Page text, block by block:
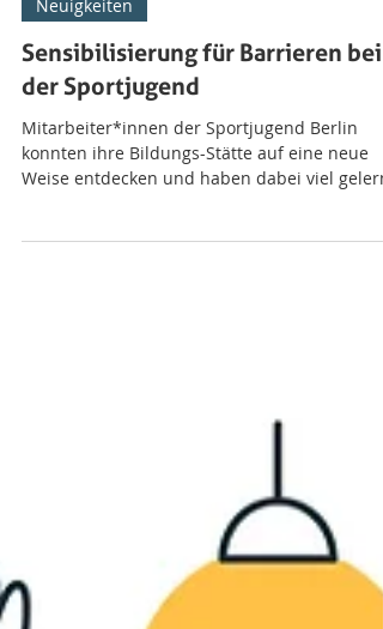
Neuigkeiten
Sensibilisierung für Barrieren bei
der Sportjugend
konnten ihre Bildungs-Stätte auf eine neue